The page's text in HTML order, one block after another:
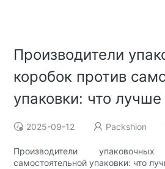
Производители
коробок против
упаковки: что
2025-09-12 Packshion
Производители
самостоятельной упаковки: что